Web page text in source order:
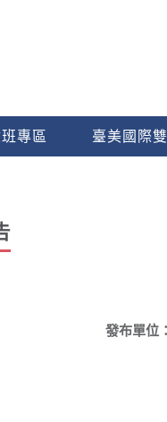
專區 臺美國際
發布單位：